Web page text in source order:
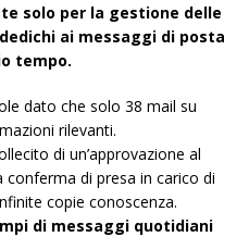
solo per la gestione delle
ai messaggi di posta
tempo.
dato che solo 38 mail su
rilevanti.
di un’approvazione al
conferma di presa in carico di
copie conoscenza.
di messaggi quotidiani